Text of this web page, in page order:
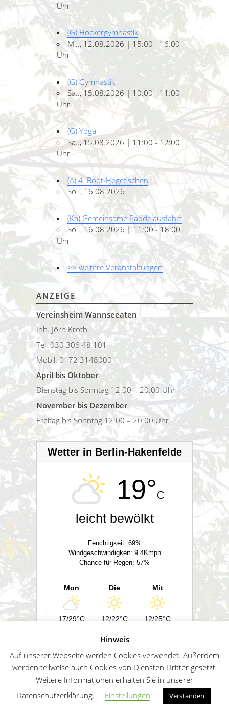
Uhr
(G) Hockergymnastik
Mi.., 12.08.2026 | 15:00 - 16:00
Uhr
(G) Gymnastik
Sa.., 15.08.2026 | 10:00 - 11:00
Uhr
(G) Yoga
Sa.., 15.08.2026 | 11:00 - 12:00
Uhr
(A) 4. Boot-Hegefischen
So.., 16.08.2026
(Ka) Gemeinsame Paddelausfahrt
So.., 16.08.2026 | 11:00 - 18:00
Uhr
>> weitere Veranstaltungen
ANZEIGE
Vereinsheim Wannseeaten
Inh. Jörn Kroth
Tel. 030 306 48 101
Mobil. 0172 3148000
April bis Oktober
Dienstag bis Sonntag 12:00 – 20:00 Uhr
November bis Dezember
Freitag bis Sonntag 12:00 – 20:00 Uhr
Wetter in Berlin-Hakenfelde
19°C
leicht bewölkt
Feuchtigkeit: 69%
Windgeschwindigkeit: 9.4Kmph
Chance für Regen: 57%
Mon
17/29°C
Die
12/22°C
Mit
12/25°C
Impressum Datenschutz Sitemap German
Penguin WordPress Theme kreiert von WPZOO
Hinweis
Auf unserer Webseite werden Cookies verwendet. Außerdem
werden teilweise auch Cookies von Diensten Dritter gesetzt.
Weitere Informationen erhalten Sie in unserer
Datenschutzerklärung.
Einstellungen Verstanden